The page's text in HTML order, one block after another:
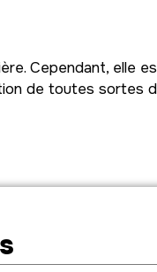
Cependant, elle
de toutes sortes